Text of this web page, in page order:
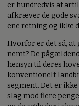
er hundredvis af
afkræver de gode
ene retning og ikke
Hvorfor er det så, at
nemt? De
hensyn til deres
konventionelt
segment. Det er
slag mod flere